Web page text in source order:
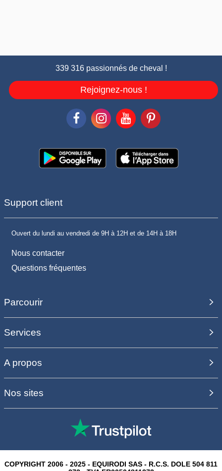
339 316 passionnés de cheval !
Rejoignez-nous !
Support client
Ouvert du lundi au vendredi de 9H à 12H et de 14H à 18H
Nous contacter
Questions fréquentes
Parcourir
Services
A propos
Nos sites
COPYRIGHT 2006 - 2025 - EQUIRODI SAS - R.C.S. DOLE 504 811